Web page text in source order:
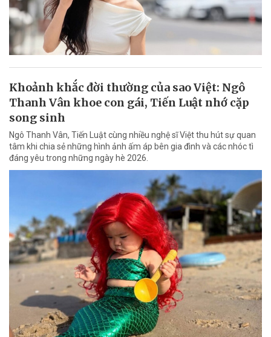
Khoảnh khắc đời thường của sao Việt: Ngô
Thanh Vân khoe con gái, Tiến Luật nhớ cặp
song sinh
Ngô Thanh Vân, Tiến Luật cùng nhiều nghệ sĩ Việt thu hút sự quan
tâm khi chia sẻ những hình ảnh ấm áp bên gia đình và các nhóc tì
đáng yêu trong những ngày hè 2026.